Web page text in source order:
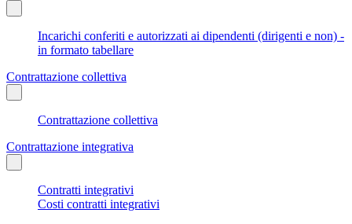
Incarichi conferiti e autorizzati ai dipendenti (dirigenti e non) -
in formato tabellare
Contrattazione collettiva
Contrattazione collettiva
Contrattazione integrativa
Contratti integrativi
Costi contratti integrativi